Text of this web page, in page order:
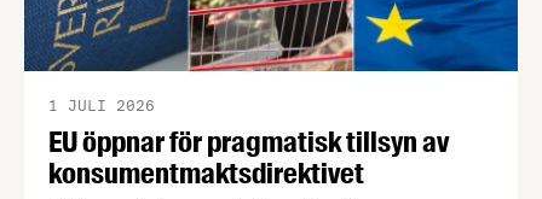
EU öppnar för pragmatisk tillsyn av
konsumentmaktsdirektivet
1 JULI 2026